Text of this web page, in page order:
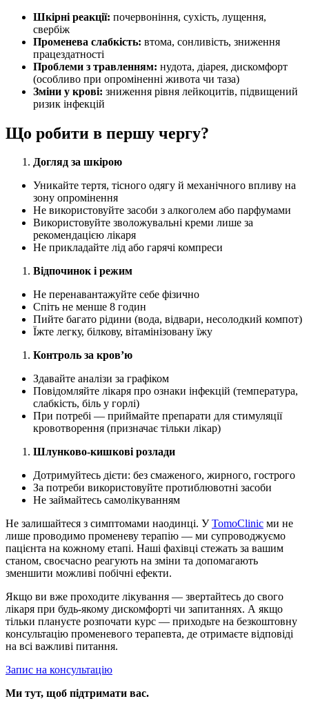
Шкірні реакції: почервоніння, сухість, лущення,
свербіж
Променева слабкість: втома, сонливість, зниження
працездатності
Проблеми з травленням: нудота, діарея, дискомфорт
(особливо при опроміненні живота чи таза)
Зміни у крові: зниження рівня лейкоцитів, підвищений
ризик інфекцій
Що робити в першу чергу?
Догляд за шкірою
Уникайте тертя, тісного одягу й механічного впливу на
зону опромінення
Не використовуйте засоби з алкоголем або парфумами
Використовуйте зволожувальні креми лише за
рекомендацією лікаря
Не прикладайте лід або гарячі компреси
Відпочинок і режим
Не перенавантажуйте себе фізично
Спіть не менше 8 годин
Пийте багато рідини (вода, відвари, несолодкий компот)
Їжте легку, білкову, вітамінізовану їжу
Контроль за кров’ю
Здавайте аналізи за графіком
Повідомляйте лікаря про ознаки інфекцій (температура,
слабкість, біль у горлі)
При потребі — приймайте препарати для стимуляції
кровотворення (призначає тільки лікар)
Шлунково-кишкові розлади
Дотримуйтесь дієти: без смаженого, жирного, гострого
За потреби використовуйте протиблювотні засоби
Не займайтесь самолікуванням
Не залишайтеся з симптомами наодинці. УTomoClinic ми не
лише проводимо променеву терапію — ми супроводжуємо
пацієнта на кожному етапі. Наші фахівці стежать за вашим
станом, своєчасно реагують на зміни та допомагають
зменшити можливі побічні ефекти.
Якщо ви вже проходите лікування — звертайтесь до свого
лікаря при будь-якому дискомфорті чи запитаннях. А якщо
тільки плануєте розпочати курс — приходьте на безкоштовну
консультацію променевого терапевта, де отримаєте відповіді
на всі важливі питання.
Запис на консультацію
Ми тут, щоб підтримати вас.